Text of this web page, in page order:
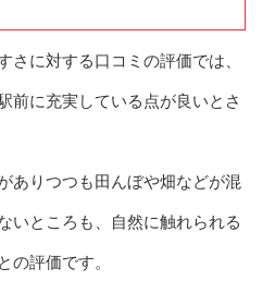
さに対する口コミの評価では、
前に充実している点が良いとさ
ありつつも田んぼや畑などが混
いところも、自然に触れられる
の評価です。